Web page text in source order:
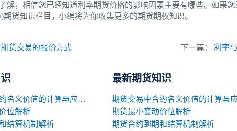
解，相信您已经知道利率期货价格的影响因素主要有哪些。如果
)期货知识栏目，小编将为你收集更多的期货期权知识。
货交易的报价方式 下一篇： 利率
期货交易中合约名义价值的计算与应用解析
位解析
结算机制解析
最新期货知识
期货最小变动价位解析
期货合约到期和结算机制解析